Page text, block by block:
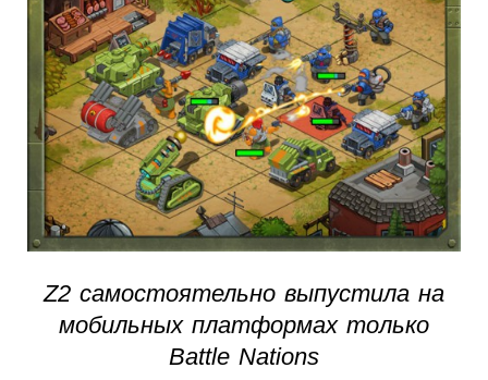
Z2 самостоятельно выпустила на
мобильных платформах только
Battle Nations